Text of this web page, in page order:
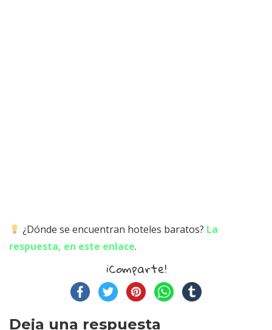
¿Dónde se encuentran hoteles baratos? La
respuesta, en este enlace.
¡Comparte!
Deja una respuesta